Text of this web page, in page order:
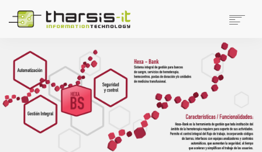
PRODUCTOS
PRODUCTOS DISTRIBUIDOS
NOTICIAS
SOPORTE
TRABAJAR EN THARSIS